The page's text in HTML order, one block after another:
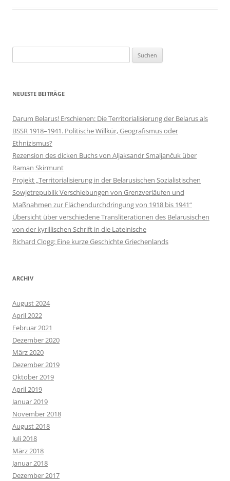
nach:
NEUESTE BEITRÄGE
Darum Belarus! Erschienen: Die Territorialisierung der Belarus als
BSSR 1918–1941. Politische Willkür, Geografismus oder
Ethnizismus?
Rezension des dicken Buchs von Aljaksandr Smaljančuk über
Raman Skirmunt
Projekt „Territorialisierung in der Belarusischen Sozialistischen
Sowjetrepublik Verschiebungen von Grenzverläufen und
Maßnahmen zur Flächendurchdringung von 1918 bis 1941“
Übersicht über verschiedene Transliterationen des Belarusischen
von der kyrillischen Schrift in die Lateinische
Richard Clogg: Eine kurze Geschichte Griechenlands
ARCHIV
August 2024
April 2022
Februar 2021
Dezember 2020
März 2020
Dezember 2019
Oktober 2019
April 2019
Januar 2019
November 2018
August 2018
Juli 2018
März 2018
Januar 2018
Dezember 2017